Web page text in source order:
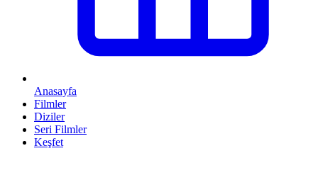
Anasayfa
Filmler
Diziler
Seri Filmler
Keşfet